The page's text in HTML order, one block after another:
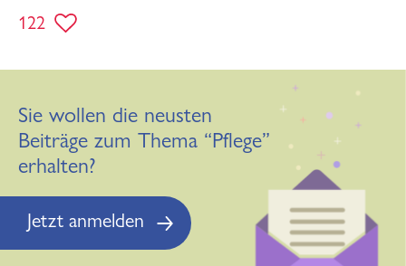
122
Sie wollen die neusten
Beiträge zum Thema “Pflege”
erhalten?
Jetzt anmelden